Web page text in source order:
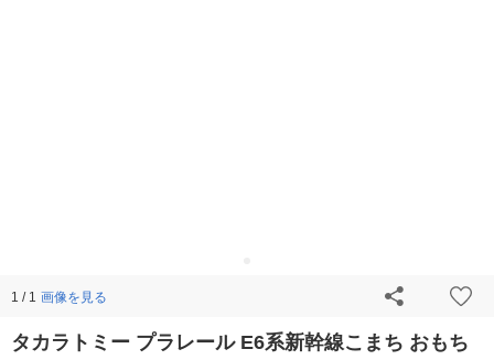
1 / 1 画像を見る
タカラトミー プラレール E6系新幹線こまち おもち